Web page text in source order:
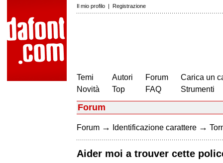
Il mio profilo | Registrazione
Temi
Novità
Autori
Top
Forum
FAQ
Carica un
Strumenti
Forum
Forum → Identificazione carattere →
Aider moi a trouver cette